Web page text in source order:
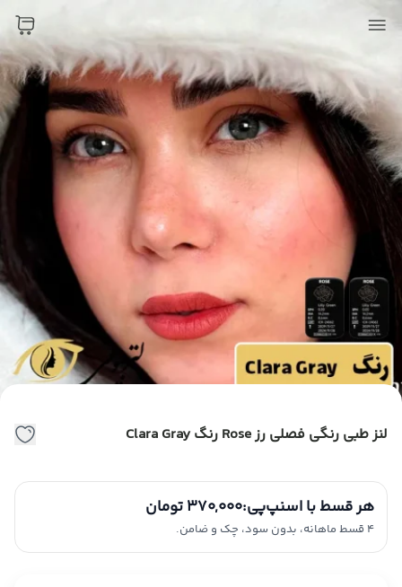
لنز طبی رنگی فصلی رز Rose رنگ Clara Gray
هر قسط با اسنپ‌پی:370,000 تومان
4 قسط ماهانه، بدون سود، چک و ضامن.